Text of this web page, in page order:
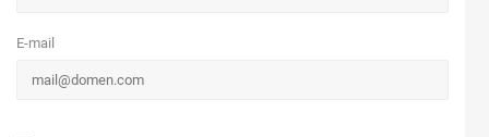
E-mail